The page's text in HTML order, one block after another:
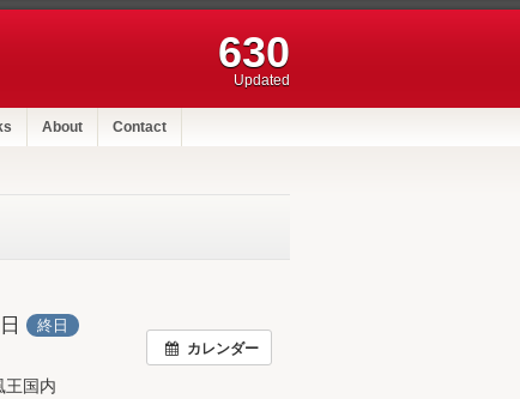
630
Updated
About Contact
カレンダー
終日
国内